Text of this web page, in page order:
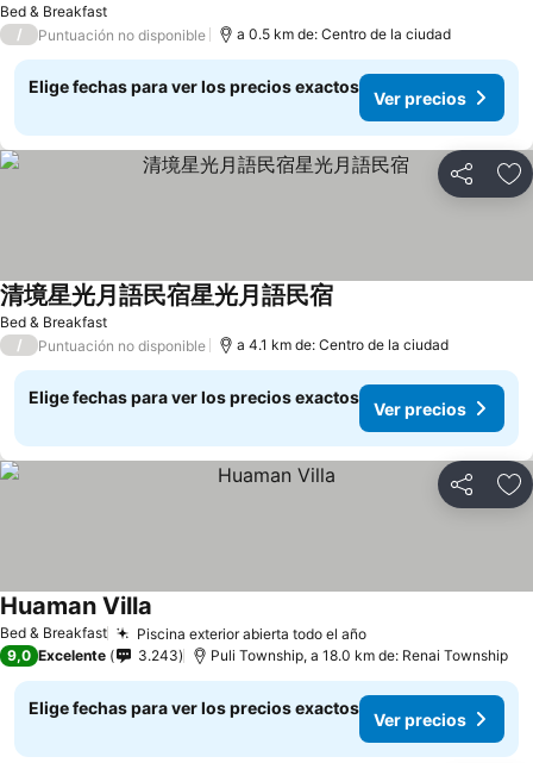
Bed & Breakfast
/ Puntuación no disponible a 0.5 km de: Centro de la ciudad
Elige fechas para ver los precios exactos
Ver precios
Compartir
Bed & Breakfast
清境星光月語民宿星光月語民宿
/ Puntuación no disponible a 4.1 km de: Centro de la ciudad
Elige fechas para ver los precios exactos
Ver precios
Compartir
Bed & Breakfast Piscina exterior abierta todo el añoVer precios
Huaman Villa
9,0 Excelente 3.243 Puli Township, a 18.0 km de: Renai Township
Elige fechas para ver los precios exactos
Ver precios